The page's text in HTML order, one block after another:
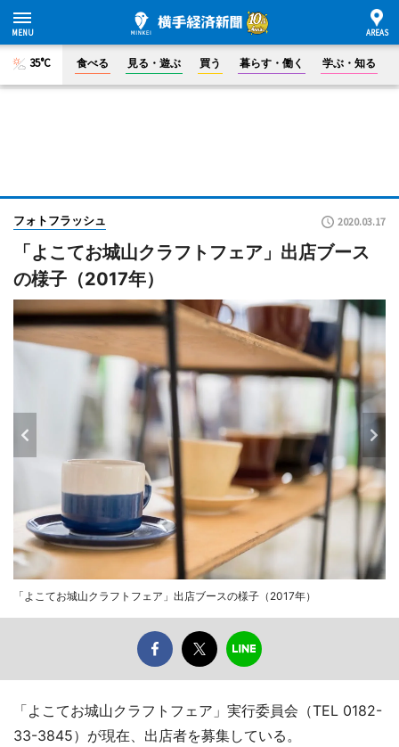
35°C 食べる 見る・遊ぶ 買う 暮らす・働く 学ぶ・知る
フォトフラッシュ 2020.03.17
「よこてお城山クラフトフェア」出店ブース
の様子（2017年）
「よこてお城山クラフトフェア」出店ブースの様子（2017年）
「よこてお城山クラフトフェア」実行委員会（TEL 0182-
33-3845）が現在、出店者を募集している。